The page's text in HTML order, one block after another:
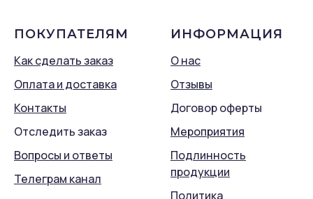
ПОКУПАТЕЛЯМ
Как сделать заказ
Оплата и доставка
Контакты
Отследить заказ
Вопросы и ответы
Телеграм канал
ИНФОРМАЦИЯ
О нас
Отзывы
Договор оферты
Мероприятия
Подлинность
продукции
Политика